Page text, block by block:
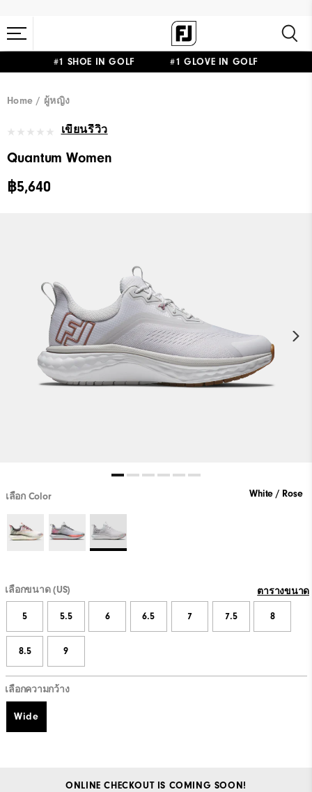
#1 SHOE IN GOLF #1 GLOVE IN GOLF
Home ผู้หญิง
เขียนรีวิว
Quantum Women
฿5,640
เลือก Color White / Rose
เลือกขนาด (US) ตารางขนาด
5 5.5 6 6.5 7 7.5 8
8.5 9
เลือกความกว้าง
Wide
ONLINE CHECKOUT IS COMING SOON!